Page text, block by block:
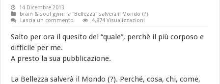
14 Dicembre 2013
brain & soul gym: la "Bellezza" salverà il Mondo (?)
Lascia un commento
4,874 Visualizzazioni
Salto per ora il quesito del “quale”, perchè il più corposo e
difficile per me.
A presto la sua pubblicazione.
La Bellezza salverà il Mondo (?). Perché, cosa, chi, come,